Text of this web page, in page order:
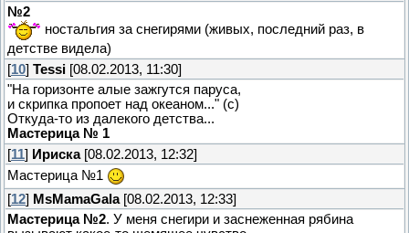
№2
ностальгия за снегирями (живых, последний раз, в
детстве видела)
[10] Tessi [08.02.2013, 11:30]
"На горизонте алые зажгутся паруса,
и скрипка пропоет над океаном..." (с)
Откуда-то из далекого детства...
Мастерица № 1
[11] Ириска[08.02.2013, 12:32]
Мастерица №1
[12] MsMamaGala[08.02.2013, 12:33]
Мастерица №2. У меня снегири и заснеженная рябина